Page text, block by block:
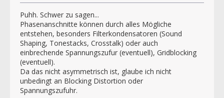
Puhh. Schwer zu sagen...
Phasenanschnitte können durch alles Mögliche
entstehen, besonders Filterkondensatoren (Sound
Shaping, Tonestacks, Crosstalk) oder auch
einbrechende Spannungszufur (eventuell), Gridblocking
(eventuell).
Da das nicht asymmetrisch ist, glaube ich nicht
unbedingt an Blocking Distortion oder
Spannungszufuhr.